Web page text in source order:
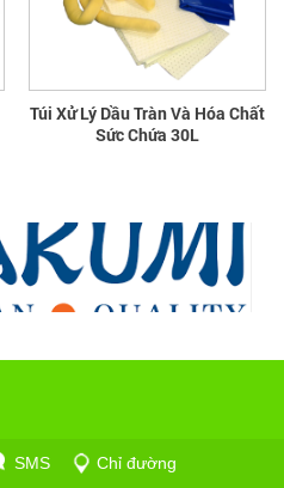
Túi Xử Lý Dầu Tràn Và Hóa Chất
Sức Chứa 30L
THIẾT BỊ AN PHÁT -
SMS Chỉ đường